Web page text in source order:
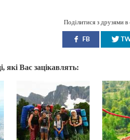
Поділитися з друзями
FB
які Вас зацікавлять: